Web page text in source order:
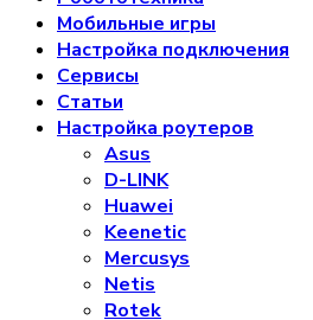
Мобильные игры
Настройка подключения
Сервисы
Статьи
Настройка роутеров
Asus
D-LINK
Huawei
Keenetic
Mercusys
Netis
Rotek